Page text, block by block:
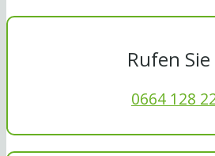
Rufen
0664 128